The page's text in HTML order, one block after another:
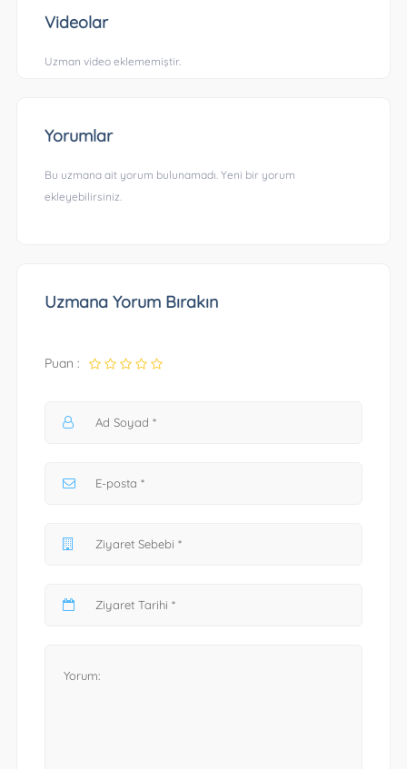
Videolar
Uzman video eklememiştir.
Yorumlar
Bu uzmana ait yorum bulunamadı. Yeni bir yorum
ekleyebilirsiniz.
Uzmana Yorum Bırakın
Puan :